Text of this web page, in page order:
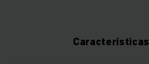
Características